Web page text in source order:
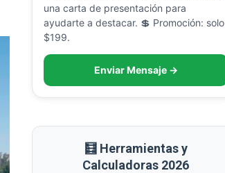
una carta de presentación para
ayudarte a destacar. 💲 Promoción: solo
$199.
Enviar Mensaje →
🧮 Herramientas y
Calculadoras 2026